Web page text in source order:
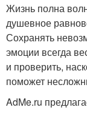
Жизнь полна
душевное
Сохранять
эмоции всегда
и проверить,
поможет
AdMe.ru